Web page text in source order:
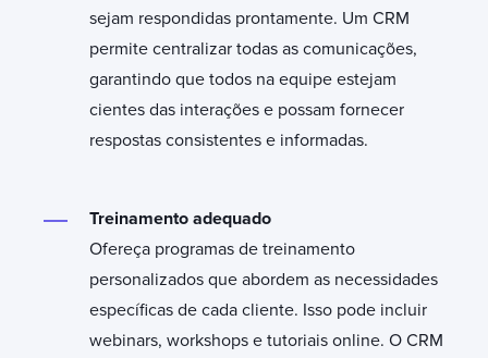
sejam respondidas prontamente. Um CRM
permite centralizar todas as comunicações,
garantindo que todos na equipe estejam
cientes das interações e possam fornecer
respostas consistentes e informadas.
Treinamento adequado
Ofereça programas de treinamento
personalizados que abordem as necessidades
específicas de cada cliente. Isso pode incluir
webinars, workshops e tutoriais online. O CRM